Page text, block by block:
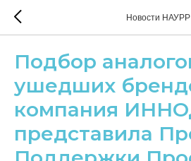
Новости НАУРР
Подбор
ушедших
компания
представила